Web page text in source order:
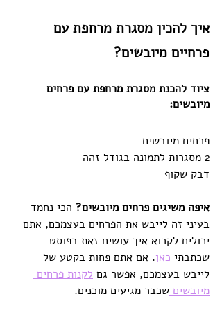
איך להכין מסגרת מרחפת עם
פרחיים מיובשים?
ציוד להכנת מסגרת מרחפת עם פרחים
מיובשים:
פרחים מיובשים
2 מסגרות לתמונה בגודל זהה
דבק שקוף
איפה משיגים פרחים מיובשים? הכי נחמד
בעיני זה לייבש את הפרחים בעצמכם, אתם
יכולים לקרוא איך עושים זאת בפוסט
שכתבתי כאן. אם אתם פחות בקטע של
לייבש בעצמכם, אפשר גם לקנות פרחים
מיובשים שכבר מגיעים מוכנים.